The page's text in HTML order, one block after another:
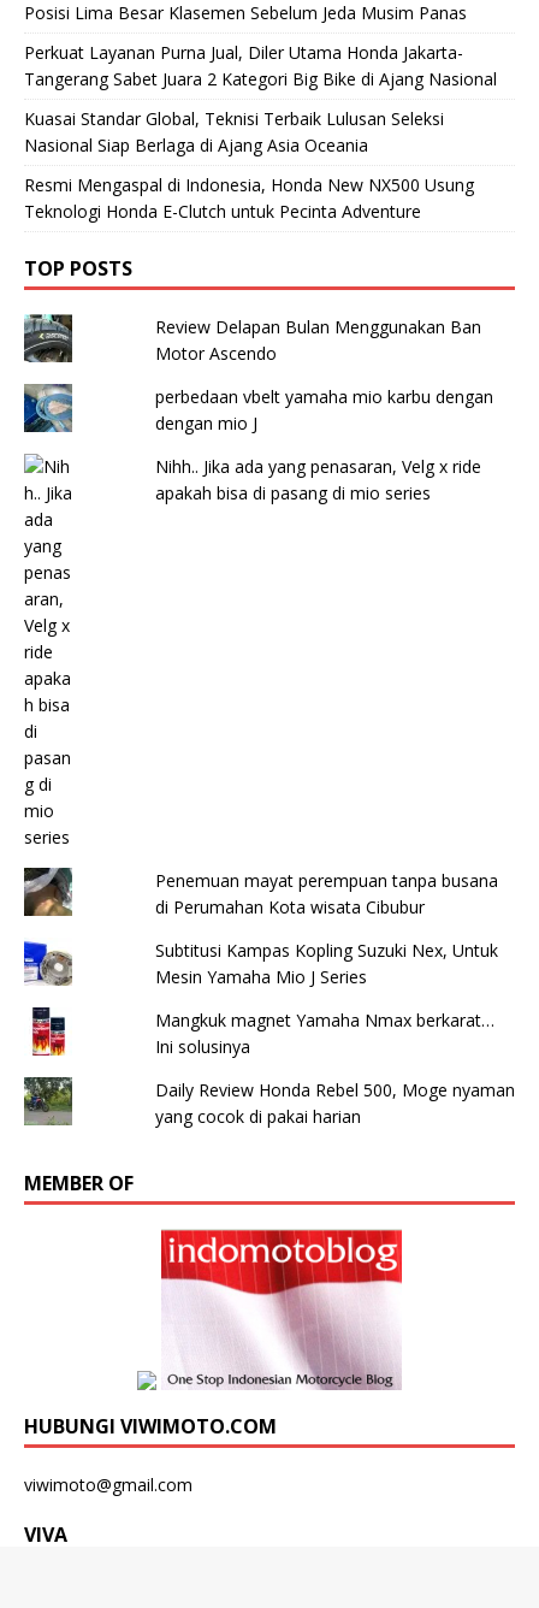
Posisi Lima Besar Klasemen Sebelum Jeda Musim Panas
Perkuat Layanan Purna Jual, Diler Utama Honda Jakarta-
Tangerang Sabet Juara 2 Kategori Big Bike di Ajang Nasional
Kuasai Standar Global, Teknisi Terbaik Lulusan Seleksi
Nasional Siap Berlaga di Ajang Asia Oceania
Resmi Mengaspal di Indonesia, Honda New NX500 Usung
Teknologi Honda E-Clutch untuk Pecinta Adventure
TOP POSTS
Review Delapan Bulan Menggunakan Ban
Motor Ascendo
perbedaan vbelt yamaha mio karbu dengan
dengan mio J
Nihh.. Jika ada yang penasaran, Velg x ride
apakah bisa di pasang di mio series
Penemuan mayat perempuan tanpa busana
di Perumahan Kota wisata Cibubur
Subtitusi Kampas Kopling Suzuki Nex, Untuk
Mesin Yamaha Mio J Series
Mangkuk magnet Yamaha Nmax berkarat…
Ini solusinya
Daily Review Honda Rebel 500, Moge nyaman
yang cocok di pakai harian
MEMBER OF
HUBUNGI VIWIMOTO.COM
viwimoto@gmail.com
VIVA